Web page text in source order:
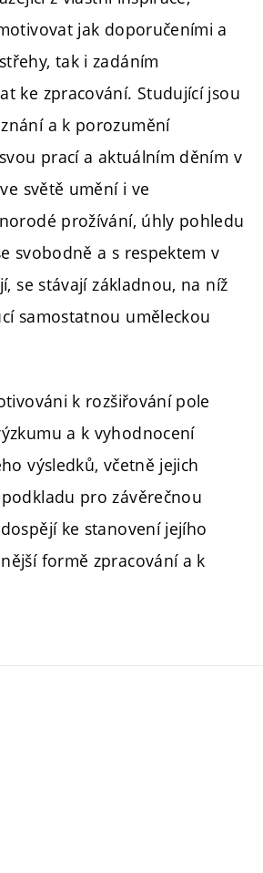
jak doporučeními a
tak i zadáním
ke zpracování. Studující jsou
a k porozumění
prací a aktuálním děním v
světě umění i ve
prožívání, úhly pohledu
svobodně a s respektem v
se stávají základnou, na níž
samostatnou uměleckou
k rozšiřování pole
a k vyhodnocení
výsledků, včetně jejich
pro závěrečnou
ke stanovení jejího
formě zpracování a k